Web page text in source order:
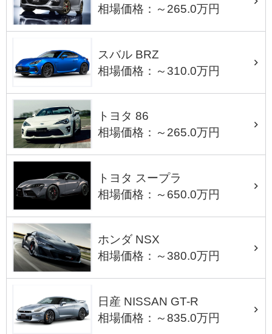
相場価格：～265.0万円
スバル BRZ
相場価格：～310.0万円
トヨタ 86
相場価格：～265.0万円
トヨタ スープラ
相場価格：～650.0万円
ホンダ NSX
相場価格：～380.0万円
日産 NISSAN GT-R
相場価格：～835.0万円